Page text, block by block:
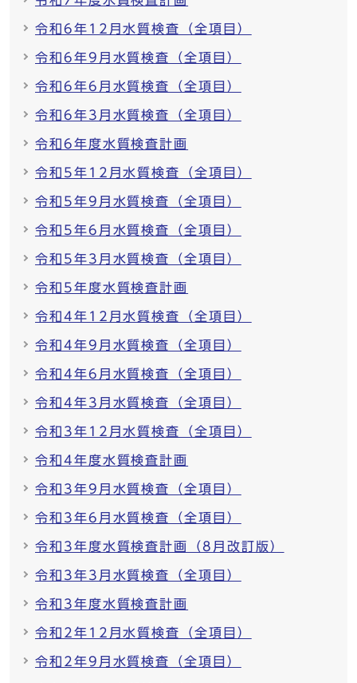
令和6年12月水質検査（全項目）
令和6年9月水質検査（全項目）
令和6年6月水質検査（全項目）
令和6年3月水質検査（全項目）
令和6年度水質検査計画
令和5年12月水質検査（全項目）
令和5年9月水質検査（全項目）
令和5年6月水質検査（全項目）
令和5年3月水質検査（全項目）
令和5年度水質検査計画
令和4年12月水質検査（全項目）
令和4年9月水質検査（全項目）
令和4年6月水質検査（全項目）
令和4年3月水質検査（全項目）
令和3年12月水質検査（全項目）
令和4年度水質検査計画
令和3年9月水質検査（全項目）
令和3年6月水質検査（全項目）
令和3年度水質検査計画（8月改訂版）
令和3年3月水質検査（全項目）
令和3年度水質検査計画
令和2年12月水質検査（全項目）
令和2年9月水質検査（全項目）